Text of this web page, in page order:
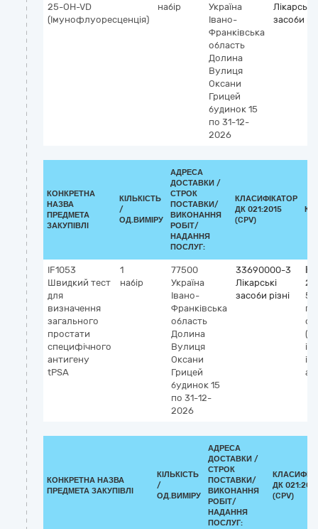
25-OH-VD
(Імунофлуоресценція)
набір
Україна
Івано-
Франківська
область
Долина
Вулиця
Оксани
Грицей
будинок 15
по 31-12-
2026
Лікарські
засоби
КОНКРЕТНА
НАЗВА
ПРЕДМЕТА
ЗАКУПІВЛІ
КІЛЬКІСТЬ
/
ОД.ВИМІРУ
АДРЕСА
ДОСТАВКИ /
СТРОК
ПОСТАВКИ/
ВИКОНАННЯ
РОБІТ/
НАДАННЯ
ПОСЛУГ:
КЛАСИФІКАТОР
ДК 021:2015
(CPV)
IF1053
Швидкий тест
для
визначення
загального
простати
специфічного
антигену
tPSA
1
набір
77500
Україна
Івано-
Франківська
область
Долина
Вулиця
Оксани
Грицей
будинок 15
по 31-12-
2026
33690000-3
Лікарські
засоби різні
in
КОНКРЕТНА НАЗВА
ПРЕДМЕТА ЗАКУПІВЛІ
КІЛЬКІСТЬ
/
ОД.ВИМІРУ
АДРЕСА
ДОСТАВКИ /
СТРОК
ПОСТАВКИ/
ВИКОНАННЯ
РОБІТ/
НАДАННЯ
ПОСЛУГ:
ДК
(CPV)